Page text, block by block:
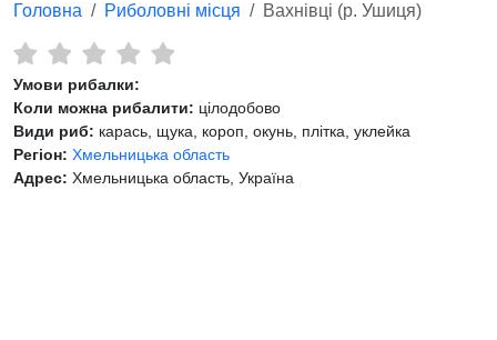
Головна Риболовні місця Вахнівці (р. Ушиця)
Умови рибалки:
Коли можна рибалити: цілодобово
Види риб: карась, щука, короп, окунь, плітка, уклейка
Регіон: Хмельницька область
Адрес: Хмельницька область, Україна